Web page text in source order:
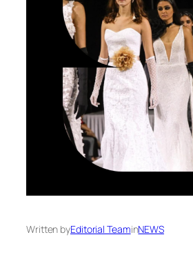
Written byEditorial TeaminNEWS